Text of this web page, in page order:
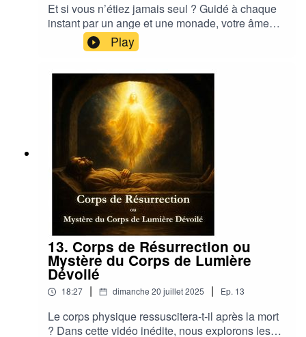
Et si vous n’étiez jamais seul ? Guidé à chaque
instant par un ange et une monade, votre âme
suit un chemin d’évolution vers l’union avec le
divin. Découvrez le sens profond de l’intuition, du
véritable destinée. Une invitation à entendre la
voix du cœur, et à retrouver le chemin vers la
lumière.
Play
13. Corps de Résurrection ou
Mystère du Corps de Lumière
Dévoilé
18:27 | dimanche 20 juillet 2025 | Ep. 13
Le corps physique ressuscitera-t-il après la mort
? Dans cette vidéo inédite, nous explorons les